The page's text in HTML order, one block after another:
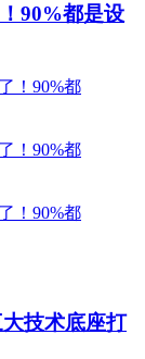
90%都是设
技术底座打